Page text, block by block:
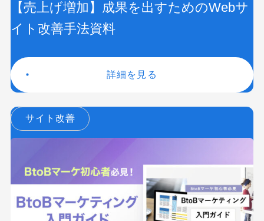
【売上げ増加】成果を出すためのWebサ
イト改善手法資料
詳細を見る
サイト改善